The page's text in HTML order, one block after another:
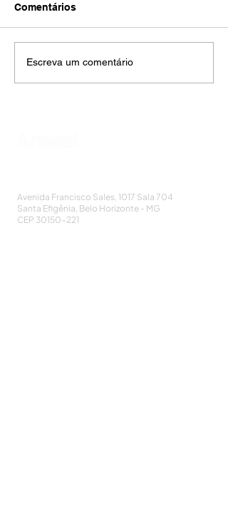
Comentários
Escreva um comentário
Avenida Francisco Sales, 1017 Sala 704
Santa Efigênia, Belo Horizonte - MG
CEP 30150-221